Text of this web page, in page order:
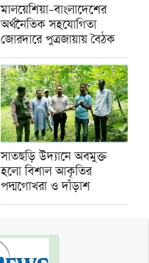
মালয়েশিয়া–বাংলাদেশের
অর্থনৈতিক সহযোগিতা
জোরদারে পুত্রজায়ায় বৈঠক
সাতছড়ি উদ্যানে অবমুক্ত
হলো বিশাল আকৃতির
পদ্মগোখরা ও দাঁড়াশ